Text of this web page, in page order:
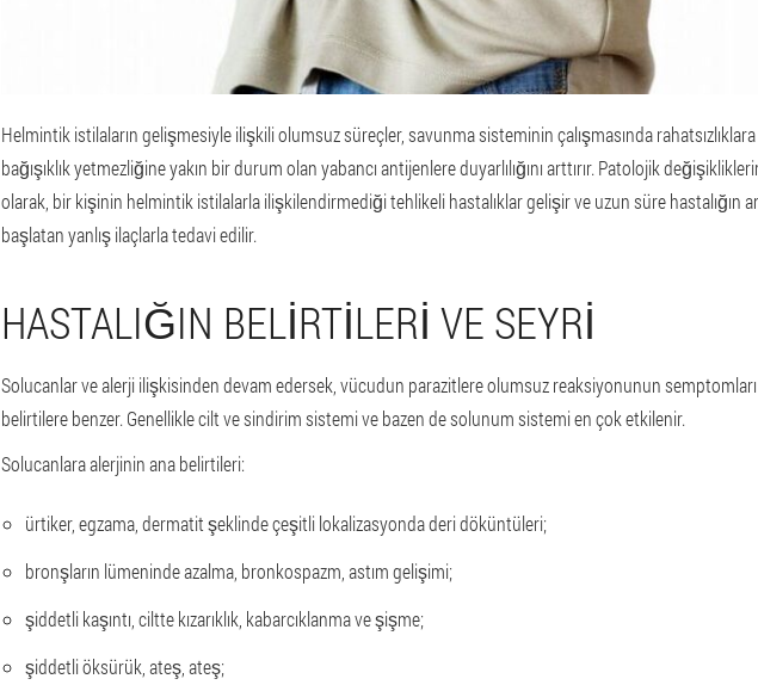
Helmintik istilaların gelişmesiyle ilişkili olumsuz süreçler, savunma sisteminin çalışmasında
bağışıklık yetmezliğine yakın bir durum olan yabancı antijenlere duyarlılığını arttırır. Patolojik
olarak, bir kişinin helmintik istilalarla ilişkilendirmediği tehlikeli hastalıklar gelişir ve uzun süre hastalığın
başlatan yanlış ilaçlarla tedavi edilir.
HASTALIĞIN BELIRTILERI VE SEYRI
Solucanlar ve alerji ilişkisinden devam edersek, vücudun parazitlere olumsuz reaksiyonunun
belirtilere benzer. Genellikle cilt ve sindirim sistemi ve bazen de solunum sistemi en çok etkilenir.
Solucanlara alerjinin ana belirtileri:
ürtiker, egzama, dermatit şeklinde çeşitli lokalizasyonda deri döküntüleri;
bronşların lümeninde azalma, bronkospazm, astım gelişimi;
şiddetli kaşıntı, ciltte kızarıklık, kabarcıklanma ve şişme;
şiddetli öksürük, ateş, ateş;